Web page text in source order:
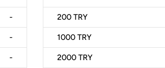
-
-
-
200 TRY
1000 TRY
2000 TRY